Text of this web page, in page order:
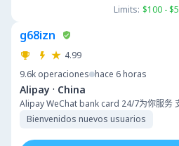
Limits: $100 -
g68izn
4.99
9.6k operaciones hace 6 horas
Alipay · China
Alipay WeChat bank card 24/7为你服务
Bienvenidos nuevos usuarios